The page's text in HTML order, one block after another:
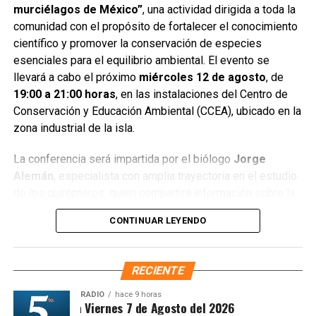
La Orquesta Jaranera Nueva Generación amenizó la noche
con las tradicionales jaranas, invitando a las y los
asistentes a disfrutar de una convivencia familiar que
reafirma el valor cultural de estas celebraciones. El
Gobierno Municipal destacó que este tipo de actividades
fortalecen el patrimonio cultural, fomentan la participación
ciudadana y mantienen vivas las tradiciones que dan
identidad a Isla Mujeres.
reafirma su compromiso de preservar las costumbres que
unen a la comunidad y proyectan la riqueza cultural del
municipio ante visitantes nacionales y extranjeros.
Fuente: 5to Poder Agencia de Noticias
murciélagos de México”, una actividad dirigida a toda la
comunidad con el propósito de fortalecer el conocimiento
científico y promover la conservación de especies
esenciales para el equilibrio ambiental. El evento se
llevará a cabo el próximo miércoles 12 de agosto, de
19:00 a 21:00 horas, en las instalaciones del Centro de
Conservación y Educación Ambiental (CCEA), ubicado en la
zona industrial de la isla.
La conferencia será impartida por el biólogo Jorge
Alemán
, especialista con amplia trayectoria en el estudio
diversidad, comportamiento y relevancia ecológica de los
murciélagos mexicanos. Además, las y los asistentes
acercamiento directo al proceso de monitoreo y estudio
de estos mamíferos, los únicos capaces de realizar un
vuelo sostenido.
CONTINUAR LEYENDO
RECIENTE
RADIO hace 9 horas
Matutina Viernes 7 de Agosto del 2026